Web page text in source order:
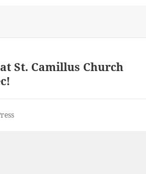
St. Camillus Church